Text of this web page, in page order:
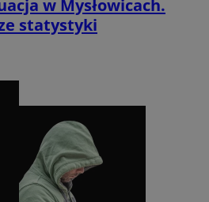
w Mysłowicach.
statystyki